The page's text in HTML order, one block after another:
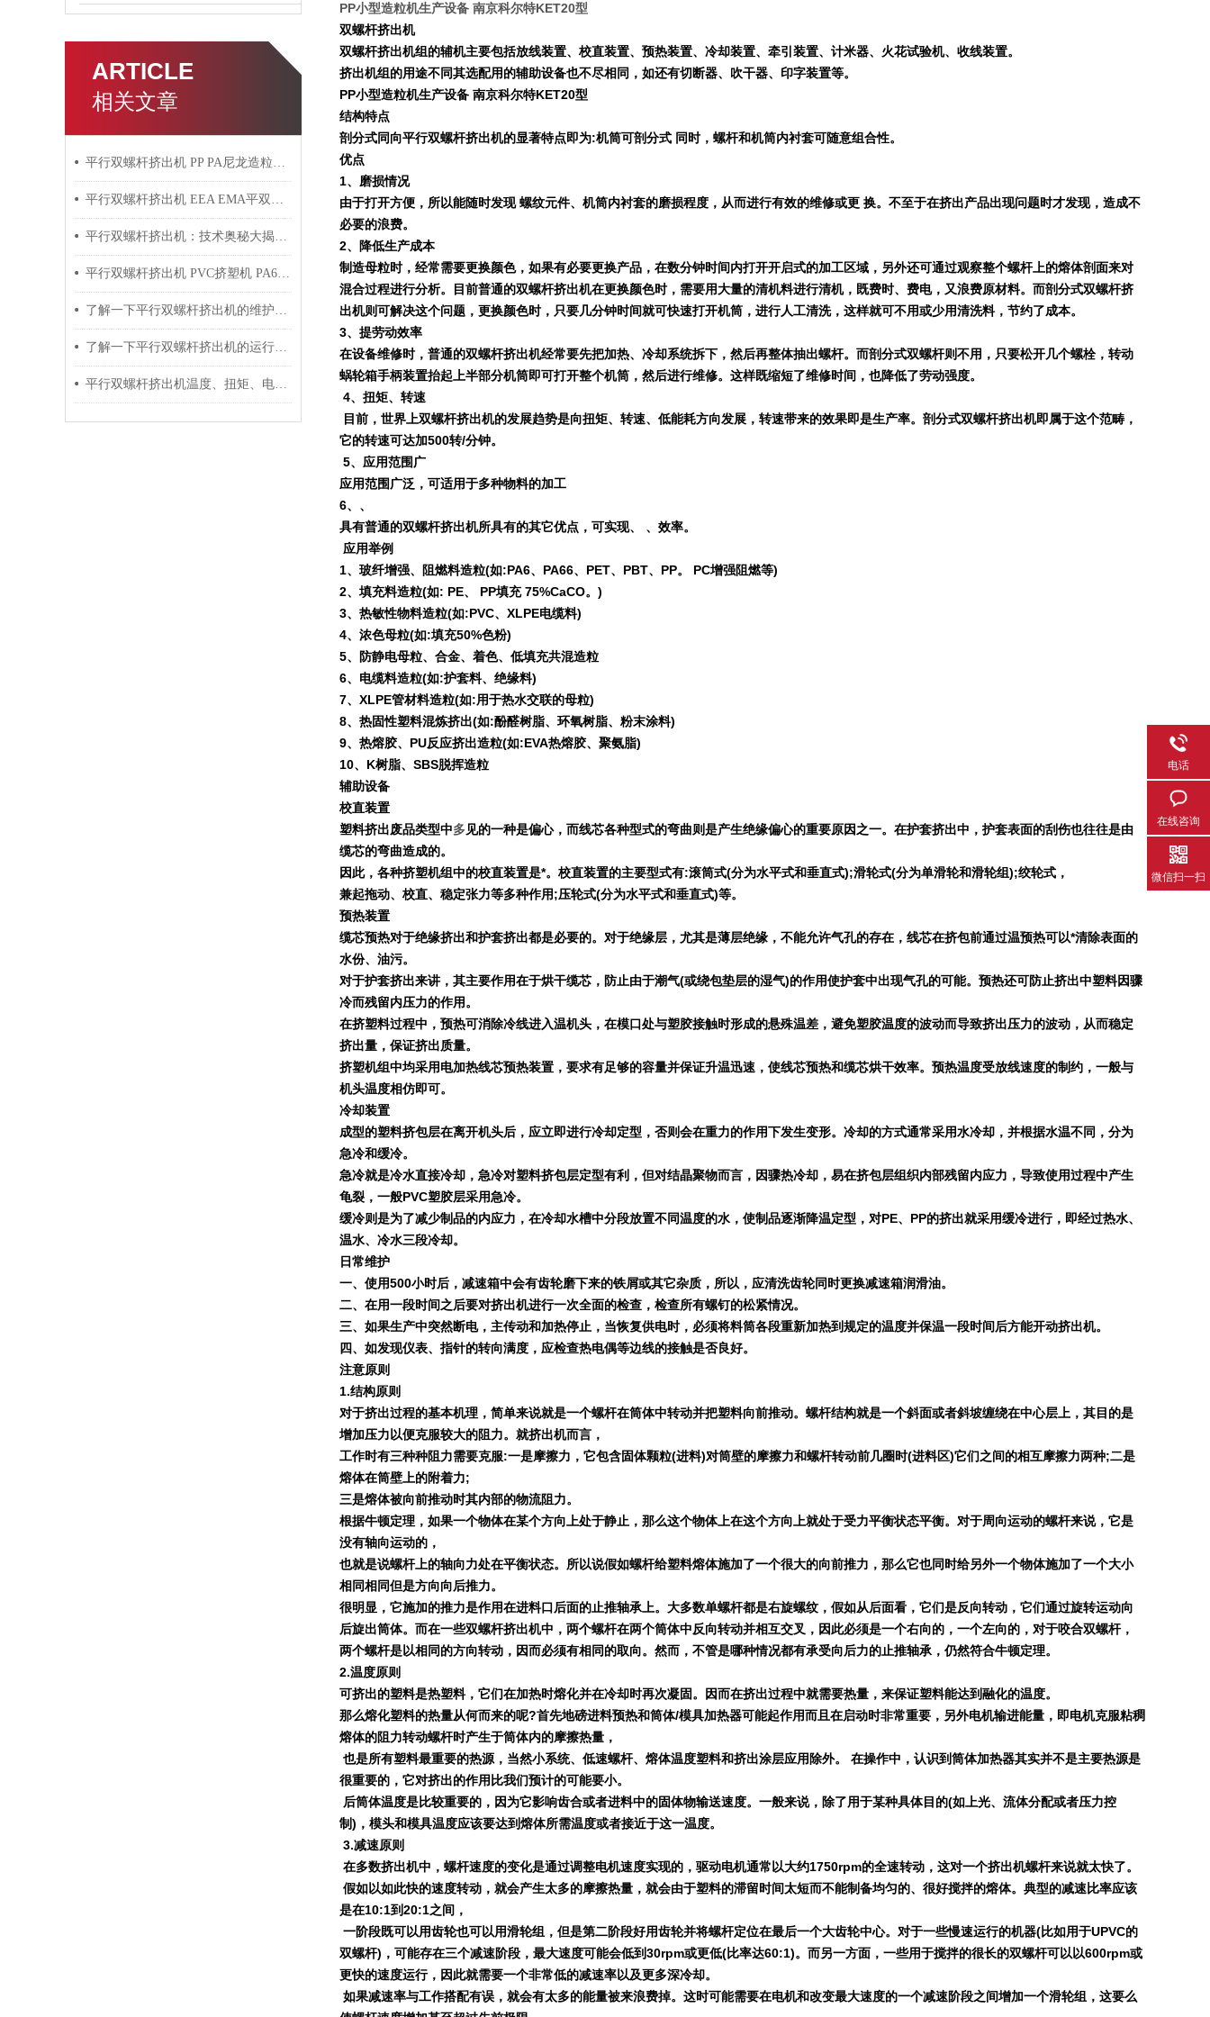
ARTICLE
相关文章
平行双螺杆挤出机 PP PA尼龙造粒机技术参数
平行双螺杆挤出机 EEA EMA平双挤出机 双螺杆挤出机技术参数
平行双螺杆挤出机：技术奥秘大揭秘！
平行双螺杆挤出机 PVC挤塑机 PA6+玻纤挤出造粒机技术参数
了解一下平行双螺杆挤出机的维护保养方法吧
了解一下平行双螺杆挤出机的运行过程吧
平行双螺杆挤出机温度、扭矩、电流控制要点
PP小型造粒机生产设备 南京科尔特KET20型
双螺杆挤出机
双螺杆挤出机组的辅机主要包括放线装置、校直装置、预热装置、冷却装置、牵引装置、计米器、火花试验机、收线装置。
挤出机组的用途不同其选配用的辅助设备也不尽相同，如还有切断器、吹干器、印字装置等。
PP小型造粒机生产设备 南京科尔特KET20型
结构特点
剖分式同向平行双螺杆挤出机的显著特点即为:机筒可剖分式 同时，螺杆和机筒内衬套可随意组合性。
优点
1、磨损情况
由于打开方便，所以能随时发现 螺纹元件、机筒内衬套的磨损程度，从而进行有效的维修或更 换。不至于在挤出产品出现问题时才发现，造成不
必要的浪费。
2、降低生产成本
制造母粒时，经常需要更换颜色，如果有必要更换产品，在数分钟时间内打开开启式的加工区域，另外还可通过观察整个螺杆上的熔体剖面来对
混合过程进行分析。目前普通的双螺杆挤出机在更换颜色时， 需要用大量的清机料进行清机，既费时、费电，又浪费原材料。而剖分式双螺杆挤
出机则可解决这个问题，更换颜色时，只要几分钟时间就可快速打开机筒，进行人工清洗， 这样就可不用或少用清洗料，节约了成本。
3、提劳动效率
在设备维修时，普通的双螺杆挤出机经常要先把加热、冷却系统拆下，然后再整体抽出螺杆。而剖分式双螺杆则不用，只要松开几个螺栓，转动
蜗轮箱手柄装置抬起上半部分机筒即可打开整个机筒， 然后进行维修。这样既缩短了维修时间，也降低了劳动强度。
4、扭矩、转速
目前，世界上双螺杆挤出机的发展趋势是向扭矩、转速、低能耗方向发展，转速带来的效果即是生产率。剖分式双螺杆挤出机即属于这个范畴，
它的转速可达加500转/分钟。
5、应用范围广
应用范围广泛，可适用于多种物料的加工
6、、
具有普通的双螺杆挤出机所具有的其它优点，可实现、 、效率。
应用举例
1、玻纤增强、阻燃料造粒(如:PA6、 PA66、 PET、 PBT、 PP。 PC增强阻燃等)
2、填充料造粒(如: PE、 PP填充75%CaCO。 )
3、热敏性物料造粒(如:PVC、 XLPE电缆料)
4、浓色母粒(如:填充50%色粉)
5、防静电母粒、合金、着色、低填充共混造粒
6、电缆料造粒(如:护套料、绝缘料)
7、 XLPE管材料造粒(如:用于热水交联的母粒)
8、热固性塑料混炼挤出(如:酚醛树脂、环氧树脂、粉末涂料)
9、热熔胶、 PU反应挤出造粒(如:EVA热熔胶、聚氨脂)
10、 K树脂、 SBS脱挥造粒
辅助设备
校直装置
塑料挤出废品类型中多见的一种是偏心，而线芯各种型式的弯曲则是产生绝缘偏心的重要原因之一。在护套挤出中，护套表面的刮伤也往往是由
缆芯的弯曲造成的。
因此，各种挤塑机组中的校直装置是*。校直装置的主要型式有:滚筒式(分为水平式和垂直式);滑轮式(分为单滑轮和滑轮组);绞轮式，
兼起拖动、校直、稳定张力等多种作用;压轮式(分为水平式和垂直式)等。
预热装置
缆芯预热对于绝缘挤出和护套挤出都是必要的。对于绝缘层，尤其是薄层绝缘，不能允许气孔的存在，线芯在挤包前通过温预热可以*清除表面的
水份、油污。
对于护套挤出来讲，其主要作用在于烘干缆芯，防止由于潮气(或绕包垫层的湿气)的作用使护套中出现气孔的可能。预热还可防止挤出中塑料因骤
冷而残留内压力的作用。
在挤塑料过程中，预热可消除冷线进入温机头，在模口处与塑胶接触时形成的悬殊温差，避免塑胶温度的波动而导致挤出压力的波动，从而稳定
挤出量，保证挤出质量。
挤塑机组中均采用电加热线芯预热装置，要求有足够的容量并保证升温迅速，使线芯预热和缆芯烘干效率。预热温度受放线速度的制约，一般与
机头温度相仿即可。
冷却装置
成型的塑料挤包层在离开机头后，应立即进行冷却定型，否则会在重力的作用下发生变形。冷却的方式通常采用水冷却，并根据水温不同，分为
急冷和缓冷。
急冷就是冷水直接冷却，急冷对塑料挤包层定型有利，但对结晶聚物而言，因骤热冷却，易在挤包层组织内部残留内应力，导致使用过程中产生
龟裂，一般PVC塑胶层采用急冷。
缓冷则是为了减少制品的内应力，在冷却水槽中分段放置不同温度的水，使制品逐渐降温定型，对PE、 PP的挤出就采用缓冷进行，即经过热水、
温水、冷水三段冷却。
日常维护
一、使用500小时后，减速箱中会有齿轮磨下来的铁屑或其它杂质，所以，应清洗齿轮同时更换减速箱润滑油。
二、在用一段时间之后要对挤出机进行一次全面的检查，检查所有螺钉的松紧情况。
三、如果生产中突然断电，主传动和加热停止，当恢复供电时，必须将料筒各段重新加热到规定的温度并保温一段时间后方能开动挤出机。
四、如发现仪表、指针的转向满度，应检查热电偶等边线的接触是否良好。
注意原则
1.结构原则
对于挤出过程的基本机理，简单来说就是一个螺杆在筒体中转动并把塑料向前推动。螺杆结构就是一个斜面或者斜坡缠绕在中心层上，其目的是
增加压力以便克服较大的阻力。就挤出机而言，
工作时有三种种阻力需要克服:一是摩擦力，它包含固体颗粒(进料)对筒壁的摩擦力和螺杆转动前几圈时(进料区)它们之间的相互摩擦力两种;二是
熔体在筒壁上的附着力;
三是熔体被向前推动时其内部的物流阻力。
根据牛顿定理，如果一个物体在某个方向上处于静止，那么这个物体上在这个方向上就处于受力平衡状态平衡。对于周向运动的螺杆来说，它是
没有轴向运动的，
也就是说螺杆上的轴向力处在平衡状态。所以说假如螺杆给塑料熔体施加了一个很大的向前推力，那么它也同时给另外一个物体施加了一个大小
相同相同但是方向向后推力。
很明显，它施加的推力是作用在进料口后面的止推轴承上。大多数单螺杆都是右旋螺纹，假如从后面看，它们是反向转动，它们通过旋转运动向
后旋出筒体。而在一些双螺杆挤出机中，两个螺杆在两个筒体中反向转动并相互交叉，因此必须是一个右向的，一个左向的，对于咬合双螺杆，
两个螺杆是以相同的方向转动，因而必须有相同的取向。然而，不管是哪种情况都有承受向后力的止推轴承，仍然符合牛顿定理。
2.温度原则
可挤出的塑料是热塑料，它们在加热时熔化并在冷却时再次凝固。因而在挤出过程中就需要热量，来保证塑料能达到融化的温度。
那么熔化塑料的热量从何而来的呢?首先地磅进料预热和筒体/模具加热器可能起作用而且在启动时非常重要，另外电机输进能量，即电机克服粘稠
熔体的阻力转动螺杆时产生于筒体内的摩擦热量，
也是所有塑料最重要的热源，当然小系统、低速螺杆、熔体温度塑料和挤出涂层应用除外。 在操作中，认识到筒体加热器其实并不是主要热源是
很重要的，它对挤出的作用比我们预计的可能要小。
后筒体温度是比较重要的，因为它影响齿合或者进料中的固体物输送速度。一般来说，除了用于某种具体目的(如上光、流体分配或者压力控
制) ，模头和模具温度应该要达到熔体所需温度或者接近于这一温度。
3.减速原则
在多数挤出机中，螺杆速度的变化是通过调整电机速度实现的，驱动电机通常以大约1750rpm的全速转动，这对一个挤出机螺杆来说就太快了。
假如以如此快的速度转动，就会产生太多的摩擦热量，就会由于塑料的滞留时间太短而不能制备均匀的、很好搅拌的熔体。典型的减速比率应该
是在10:1到20:1之间，
一阶段既可以用齿轮也可以用滑轮组，但是第二阶段好用齿轮并将螺杆定位在最后一个大齿轮中心。对于一些慢速运行的机器(比如用于UPVC的
双螺杆) ，可能存在三个减速阶段， 最大速度可能会低到30rpm或更低(比率达60:1)。而另一方面，一些用于搅拌的很长的双螺杆可以以600rpm或
更快的速度运行，因此就需要一个非常低的减速率以及更多深冷却。
如果减速率与工作搭配有误，就会有太多的能量被来浪费掉。这时可能需要在电机和改变最大速度的一个减速阶段之间增加一个滑轮组，这要么
电话
在线咨询
微信扫一扫